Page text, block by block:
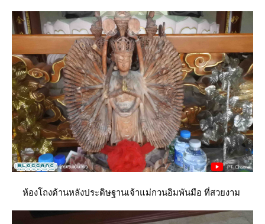
ห้องโถงด้านหลังประดิษฐานเจ้าแม่กวนอิมพันมือ ที่สวยงาม